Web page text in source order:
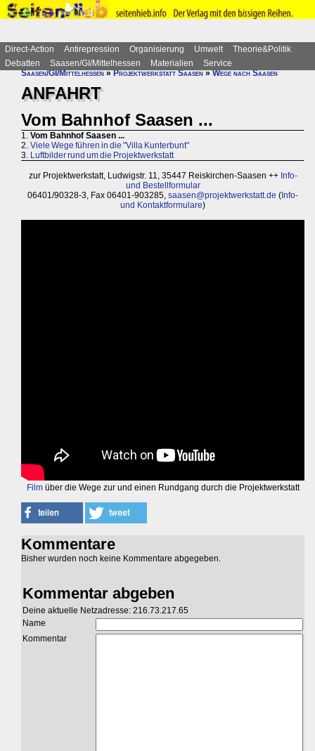
Direct-Action Antirepression Organisierung Umwelt
Theorie&Politik
Debatten
Saasen/GI/Mittelhessen Materialien
Service
Saasen/GI/Mittelhessen»Projektwerkstatt Saasen»Wege nach Saasen
ANFAHRT
Vom Bahnhof Saasen ...
1. Vom Bahnhof Saasen ...
2. Viele Wege führen in die "Villa Kunterbunt"
3. Luftbilder rund um die Projektwerkstatt
zur Projektwerkstatt, Ludwigstr. 11, 35447 Reiskirchen-Saasen ++ Info-
und Bestellformular
06401/90328-3, Fax 06401-903285,saasen@projektwerkstatt.de ( Info-
und Kontaktformulare)
Filmüber die Wege zur und einen Rundgang durch die Projektwerkstatt
Kommentare
Bisher wurden noch keine Kommentare abgegeben.
Kommentar abgeben
Deine aktuelle Netzadresse: 216.73.217.65
Name
Kommentar